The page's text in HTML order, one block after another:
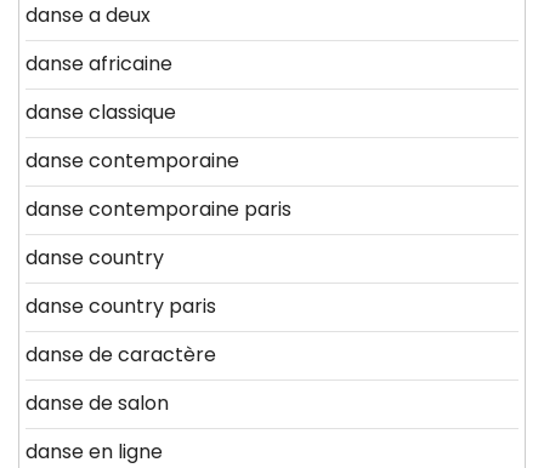
danse a deux
danse africaine
danse classique
danse contemporaine
danse contemporaine paris
danse country
danse country paris
danse de caractère
danse de salon
danse en ligne